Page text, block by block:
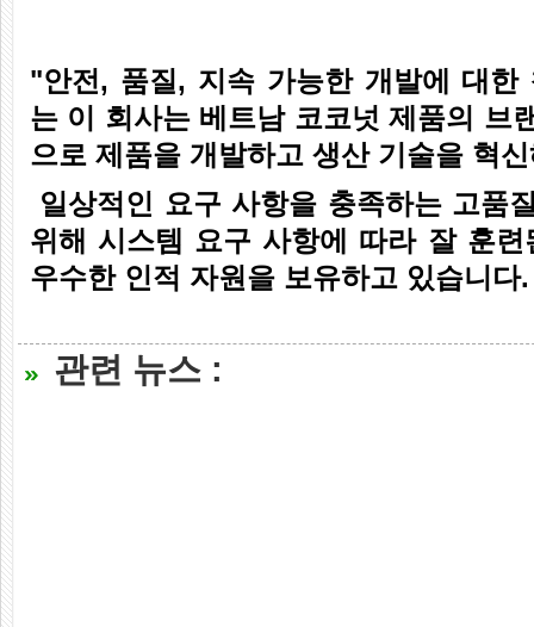
"안전, 품질, 지속 가능한 개발에 대한
는 이 회사는 베트남 코코넛 제품의 브
으로 제품을 개발하고 생산 기술을 혁
일상적인 요구 사항을 충족하는 고품
위해 시스템 요구 사항에 따라 잘 훈
우수한 인적 자원을 보유하고 있습니다.
관련 뉴스 :